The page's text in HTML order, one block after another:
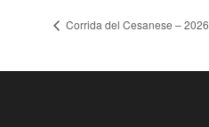
Corrida del Cesanese – 2026